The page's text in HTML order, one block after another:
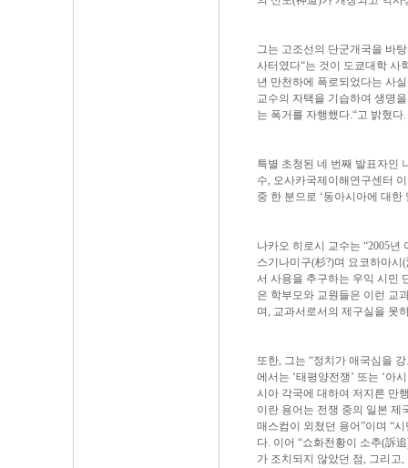
그는 고조선의 단군개국을 바
사터였다“는 것이 도쿄대학 사
년 만천하에 폭로되었다는 사
교수의 자택을 기습하여 생명
는 폭거를 자행했다.“고 밝혔다.
특별 초청된 네 번째 발표자인
수, 오사카국제이해연구센터
중 한 분으로 ‘동아시아에 대
나카오 히로시 교수는 “2005년
스기나미구(杉?)며 요코하마
서 사용을 추구하는 우익 시민
은 학부모와 교원들은 이런 교
며, 교과서로서의 제구실을 못
또한, 그는 “정치가 애국심을
에서는 ‘태평양전쟁’ 또는 ‘아
시아 각국에 대하여 저지른 만
이란 용어는 전쟁 중의 일본 제
매스컴이 외쳤던 용어”이며 “
다. 이어 “쇼화천황이 소추(訴
가 조치되지 않았던 점, 그리고